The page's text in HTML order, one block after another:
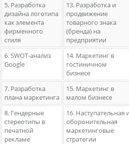
5. Разработка
дизайна логотипа
как элемента
фирменного
стиля
13. Разработка и
продвижение
товарного знака
(бренда) на
предприятии
6. SWOT-анализ
Google
14. Маркетинг в
гостиничном
бизнесе
7. Разработка
плана маркетинга
15. Маркетинг в
малом бизнесе
8. Гендерные
стереотипы в
печатной
рекламе
16. Наступательная и
оборонительная
маркетинговые
стратегии